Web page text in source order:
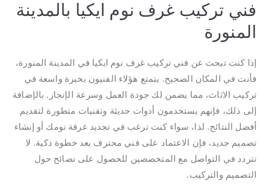
فني تركيب غرف نوم ايكيا بالمدينة
المنورة
إذا كنت تبحث عن فني تركيب غرف نوم ايكيا في المدينة المنورة،
فأنت في المكان الصحيح. يتمتع هؤلاء الفنيون بخبرة واسعة في
تركيب الاثاث، مما يضمن لك جودة العمل وسرعة الإنجاز. بالإضافة
إلى ذلك، فإنهم يستخدمون أدوات حديثة وتقنيات متطورة لتقديم
أفضل النتائج. لذا، سواء كنت ترغب في تجديد غرفة نومك أو إنشاء
تصميم جديد، فإن الاعتماد على فني محترف يعد خطوة ذكية. لا
تتردد في التواصل مع المتخصصين للحصول على نصائح حول
التصميم والتركيب.